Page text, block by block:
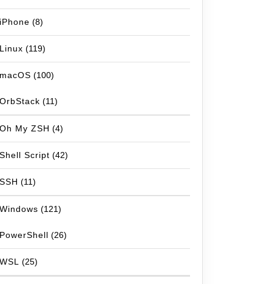
iPhone (8)
Linux (119)
macOS (100)
OrbStack (11)
Oh My ZSH (4)
Shell Script (42)
SSH (11)
Windows (121)
PowerShell (26)
WSL (25)